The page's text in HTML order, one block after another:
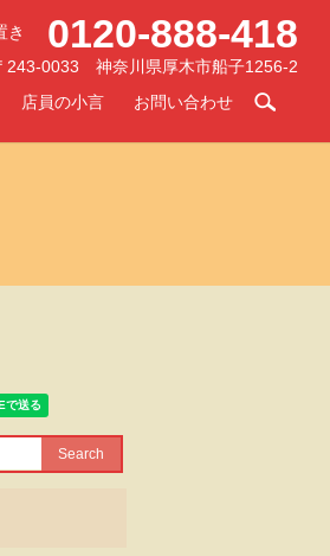
き 0120-888-418
243-0033 神奈川県厚木市船子1256-2
店員の小言 お問い合わせ